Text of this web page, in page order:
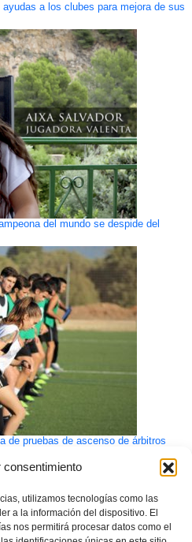
consentimiento
utilizamos tecnologías como las
a la información del dispositivo. El
nos permitirá procesar datos como el
ayudas a los clubes para mejora de sus
del mundo se despide del
de pruebas de ascenso de árbitros